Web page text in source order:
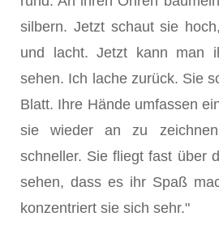
silbern. Jetzt schaut sie
und lacht. Jetzt kann man
sehen. Ich lache zurück. Sie
Blatt. Ihre Hände umfassen
sie wieder an zu
schneller. Sie fliegt fast über
sehen, dass es ihr Spaß
konzentriert sie sich sehr."